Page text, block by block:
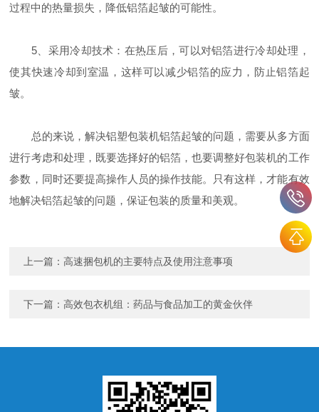
过程中的热量损失，降低铝箔起皱的可能性。
5、采用冷却技术：在热压后，可以对铝箔进行冷却处理，
使其快速冷却到室温，这样可以减少铝箔的应力，防止铝箔起
皱。
总的来说，解决铝塑包装机铝箔起皱的问题，需要从多方面
进行考虑和处理，既要选择好的铝箔，也要调整好包装机的工作
参数，同时还要提高操作人员的操作技能。只有这样，才能有效
地解决铝箔起皱的问题，保证包装的质量和美观。
上一篇：高速捆包机的主要特点及使用注意事项
下一篇：高效包衣机组：药品与食品加工的黄金伙伴